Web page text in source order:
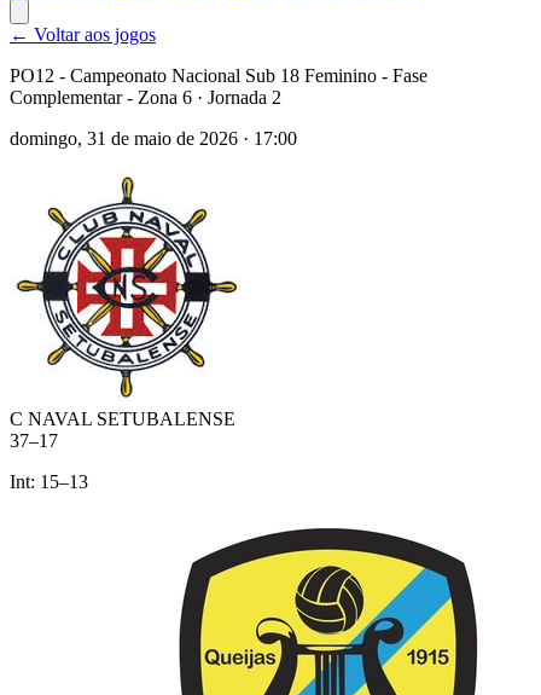
← Voltar aos jogos
PO12 - Campeonato Nacional Sub 18 Feminino - Fase
Complementar - Zona 6 · Jornada 2
domingo, 31 de maio de 2026 · 17:00
C NAVAL SETUBALENSE
37–17
Int: 15–13